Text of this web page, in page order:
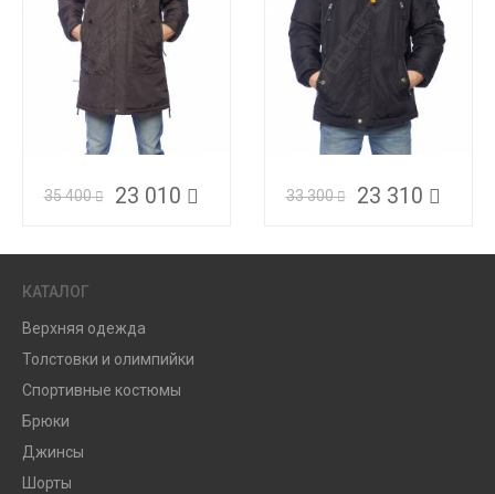
35 400 23 010 33 300 23 310
КАТАЛОГ
Верхняя одежда
Толстовки и олимпийки
Спортивные костюмы
Брюки
Джинсы
Шорты